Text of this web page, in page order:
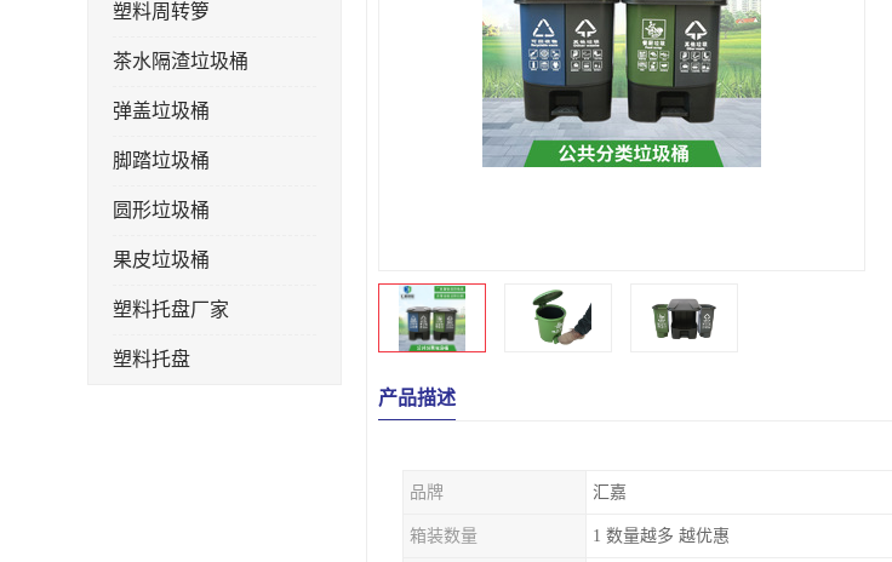
塑料周转箩
茶水隔渣垃圾桶
弹盖垃圾桶
脚踏垃圾桶
圆形垃圾桶
果皮垃圾桶
塑料托盘厂家
塑料托盘
产品描述
品牌 汇嘉
箱装数量 1 数量越多 越优惠